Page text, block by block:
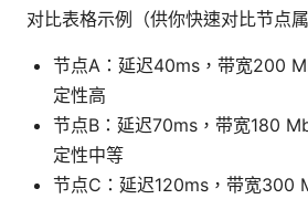
对比表格示例（供你快速对比节点属
节点A：延迟40ms，带宽200
定性高
节点B：延迟70ms，带宽180
定性中等
节点C：延迟120ms，带宽300